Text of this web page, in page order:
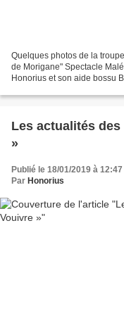
Quelques photos de la
de Morigane" Spectacle
Honorius et son aide bossu
Les actualités
»
Publié le 18/01/2019 à 12:47
Par Honorius